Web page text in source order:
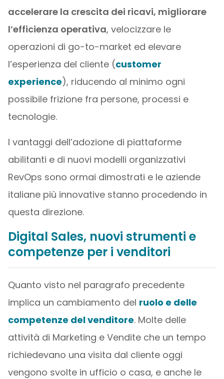
accelerare la crescita dei ricavi, migliorare
l’efficienza operativa, velocizzare le
operazioni di go-to-market ed elevare
l’esperienza del cliente (customer
experience), riducendo al minimo ogni
possibile frizione fra persone, processi e
tecnologie.
I vantaggi dell’adozione di piattaforme
abilitanti e di nuovi modelli organizzativi
RevOps sono ormai dimostrati e le aziende
italiane più innovative stanno procedendo in
questa direzione.
Digital Sales, nuovi strumenti e
competenze per i venditori
Quanto visto nel paragrafo precedente
implica un cambiamento del ruolo e delle
competenze del venditore. Molte delle
attività di Marketing e Vendite che un tempo
richiedevano una visita dal cliente oggi
vengono svolte in ufficio o casa, e anche le